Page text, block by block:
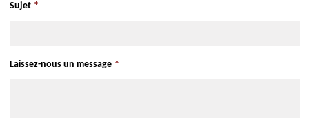
Sujet *
Laissez-nous un message *